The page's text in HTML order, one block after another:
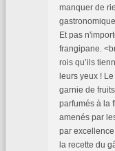
manquer de
Et pas
frangipane.
rois qu’ils
leurs yeux !
garnie de
parfumés à la
amenés par
par
la recette du